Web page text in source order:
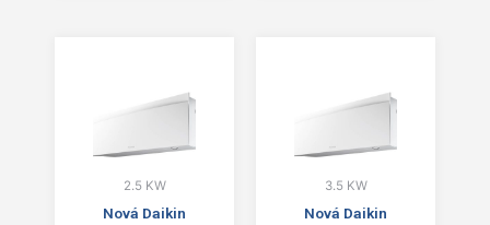
2.5 KW
Nová Daikin
3.5 KW
Nová Daikin